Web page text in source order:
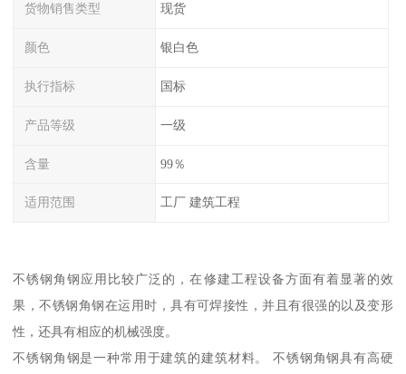
货物销售类型 现货
颜色 银白色
执行指标 国标
产品等级 一级
含量 99％
适用范围 工厂 建筑工程
不锈钢角钢应用比较广泛的，在修建工程设备方面有着显著的效
果，不锈钢角钢在运用时，具有可焊接性，并且有很强的以及变形
性，还具有相应的机械强度。
不锈钢角钢是一种常用于建筑的建筑材料。 不锈钢角钢具有高硬